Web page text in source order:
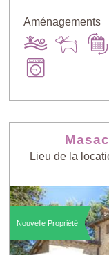
Aménagements
Lieu de la
Nouvelle Propriété